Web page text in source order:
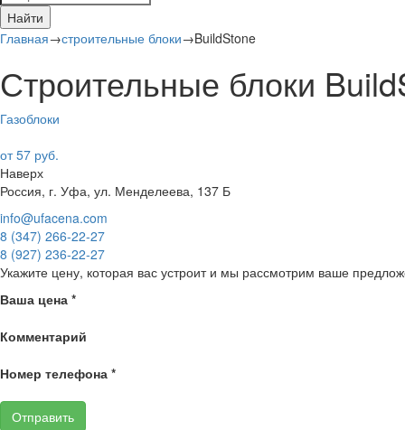
Найти
Главная→строительные блоки→BuildStone
Строительные блоки
Газоблоки
от 57 руб.
Наверх
Россия, г. Уфа, ул. Менделеева, 137 Б
info@ufacena.com
8 (347) 266‑22‑27
8 (927) 236‑22‑27
Укажите цену, которая вас устроит и мы рассмотрим ваше
Ваша цена *
Комментарий
Номер телефона *
Отправить